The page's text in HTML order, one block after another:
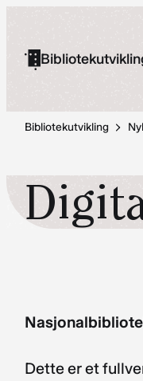
innhold
Bibliotekutvikling
Dette er et